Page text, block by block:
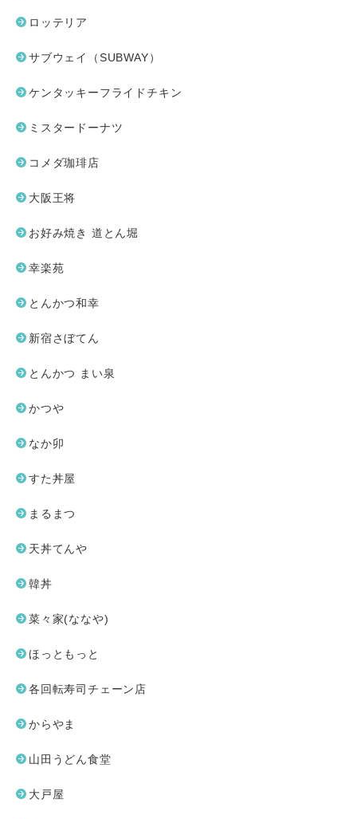
ロッテリア
サブウェイ（SUBWAY）
ケンタッキーフライドチキン
ミスタードーナツ
コメダ珈琲店
大阪王将
お好み焼き 道とん堀
幸楽苑
とんかつ和幸
新宿さぼてん
とんかつ まい泉
かつや
なか卯
すた丼屋
まるまつ
天丼てんや
韓丼
菜々家(ななや)
ほっともっと
各回転寿司チェーン店
からやま
山田うどん食堂
大戸屋